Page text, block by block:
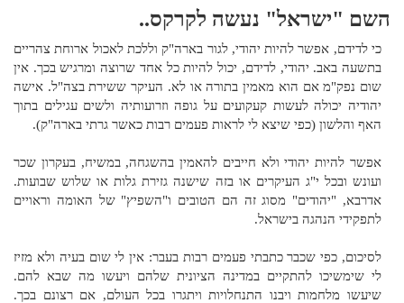
השם "ישראל" נעשה לקרקס..
כי לדידם, אפשר להיות יהודי, לגור בארה"ק וללכת לאכול ארוחת צהריים
בתשעה באב. יהודי, לדידם, יכול להיות כל אחד שרוצה ומרגיש בכך. אין
שום נפק"מ אם הוא מאמין בתורה או לא. העיקר ששירת בצה"ל. אישה
יהודיה יכולה לעשות קעקועים על גופה וזרועותיה ולשים עגילים בתוך
האף והלשון (כפי שיצא לי לראות פעמים רבות כאשר גרתי בארה"ק).
אפשר להיות יהודי ולא חייבים להאמין בהשגחה, במשיח, בעקרון שכר
ועונש ובכל י"ג העיקרים או בזה שישנה גזירת גלות או שלוש שבועות.
אדרבא, "יהודים" מסוג זה הם הטובים ו"השפיץ" של האומה וראויים
לתפקידי הנהגה בישראל.
לסיכום, כפי שכבר כתבתי פעמים רבות בעבר: אין לי שום בעיה ולא מזיז
לי שימשיכו להתקיים במדינה הציונית שלהם ויעשו מה שבא להם.
שיעשו מלחמות ויבנו התנחלויות ויתגרו בכל העולם, אם רצונם בכך.